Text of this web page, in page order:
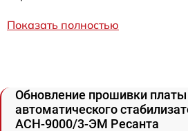
Показать полностью
Обновление прошивки платы
автоматического
АСН-9000/3-ЭМ Ресанта